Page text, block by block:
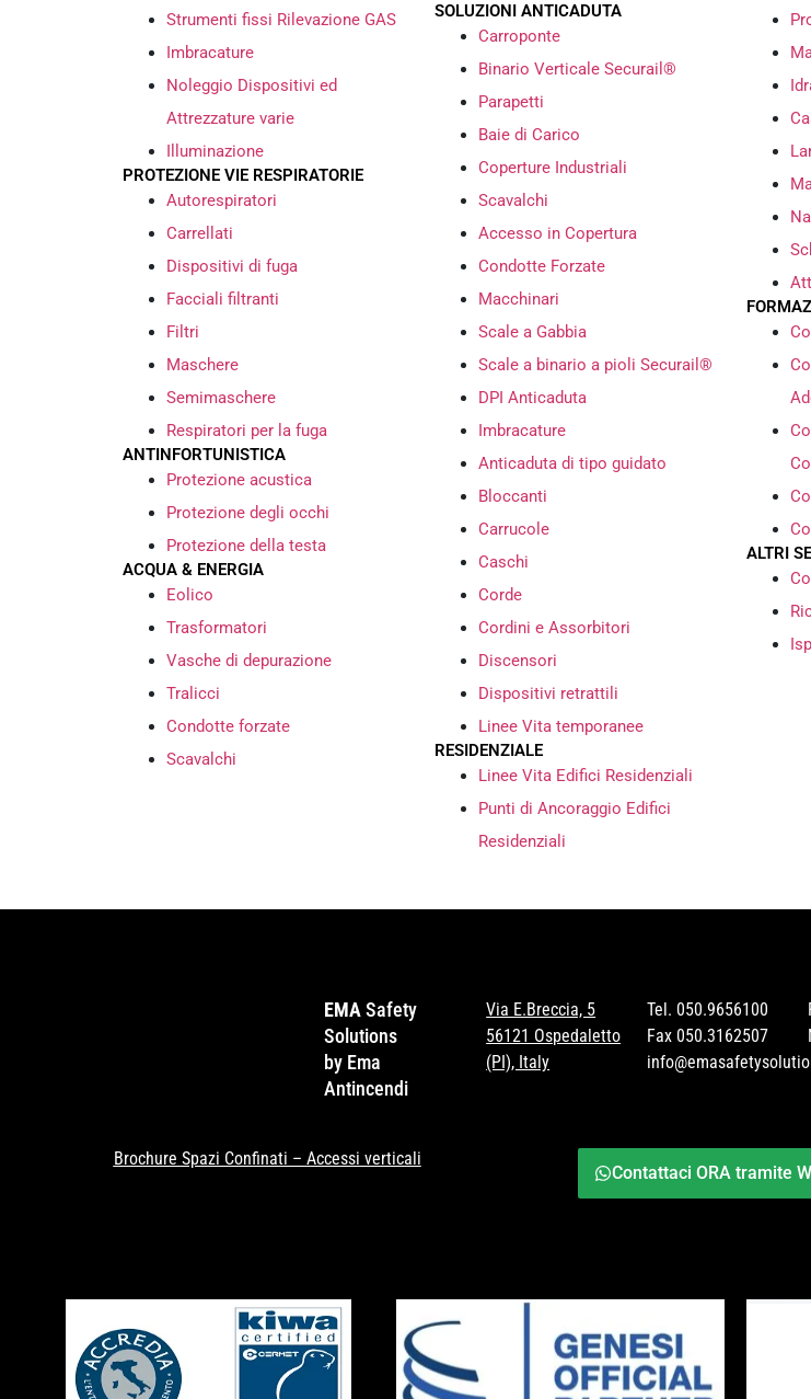
Strumenti fissi Rilevazione GAS
Imbracature
Noleggio Dispositivi ed
Attrezzature varie
Illuminazione
PROTEZIONE VIE RESPIRATORIE
Autorespiratori
Carrellati
Dispositivi di fuga
Facciali filtranti
Filtri
Maschere
Semimaschere
Respiratori per la fuga
ANTINFORTUNISTICA
Protezione acustica
Protezione degli occhi
Protezione della testa
ACQUA & ENERGIA
Eolico
Trasformatori
Vasche di depurazione
Tralicci
Condotte forzate
Scavalchi
SOLUZIONI ANTICADUTA
Carroponte
Binario Verticale Securail®
Parapetti
Baie di Carico
Coperture Industriali
Scavalchi
Accesso in Copertura
Condotte Forzate
Macchinari
Scale a Gabbia
Scale a binario a pioli Securail®
DPI Anticaduta
Imbracature
Anticaduta di tipo guidato
Bloccanti
Carrucole
Caschi
Corde
Cordini e Assorbitori
Discensori
Dispositivi retrattili
Linee Vita temporanee
RESIDENZIALE
Linee Vita Edifici Residenziali
Punti di Ancoraggio Edifici
Residenziali
ALTRI
EMASafety
Solutions
by Ema
Antincendi
Via E.Breccia, 5
56121 Ospedaletto
(PI), Italy
Tel.050.9656100
Fax 050.3162507
Brochure Spazi Confinati – Accessi verticali
Contattaci ORA tramite